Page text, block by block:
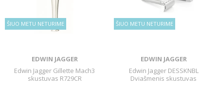
ŠIUO METU NETURIME
EDWIN JAGGER
Edwin Jagger Gillette Mach3
skustuvas R729CR
ŠIUO METU NETURIME
EDWIN JAGGER
Edwin Jagger DESSKNBL
Dviašmenis skustuvas